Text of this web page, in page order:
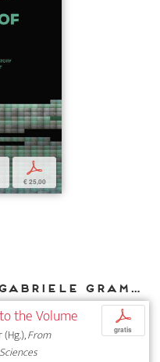
p
€ 25,00
Weitere Texte von Gabriele Gramelsberger bei DIAPHANES
the Volume
From
p
gratis